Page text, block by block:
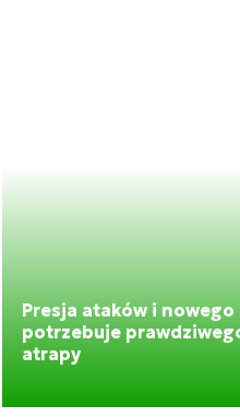
Presja ataków i
potrzebuje
atrapy